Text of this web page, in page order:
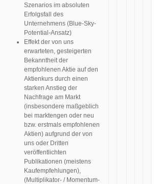
Szenarios im absoluten
Erfolgsfall des
Unternehmens (Blue-Sky-
Potential-Ansatz)
Effekt der von uns
erwarteten, gesteigerten
Bekanntheit der
empfohlenen Aktie auf den
Aktienkurs durch einen
starken Anstieg der
Nachfrage am Markt
(insbesondere maßgeblich
bei marktengen oder neu
bzw. erstmals empfohlenen
Aktien) aufgrund der von
uns oder Dritten
veröffentlichten
Publikationen (meistens
Kaufempfehlungen),
(Multiplikator- / Momentum-